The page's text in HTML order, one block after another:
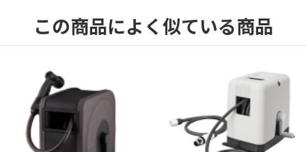
この商品によく似ている商品